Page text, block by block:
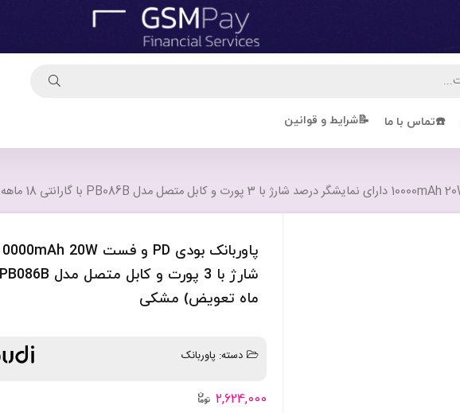
☎️تماس با ما 📝شرایط و قوانین
ماه تعویض) مشکی
دسته: پاوربانک
2,624,000